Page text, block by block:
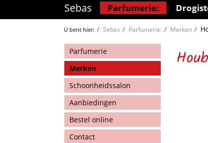
Sebas Parfumerie:
U bent hier: Sebas Parfumerie: Merken
Parfumerie
Merken
Schoonheidssalon
Aanbiedingen
Bestel online
Contact